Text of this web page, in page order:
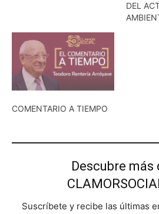
DEL
COMENTARIO A TIEMPO
Descubre más
Suscríbete y recibe las últimas